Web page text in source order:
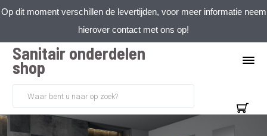
Op dit moment verschillen de levertijden, voor meer informatie neem
hierover contact met ons op!
Sanitair onderdelen
shop